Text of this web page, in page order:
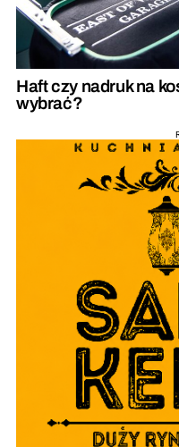
Haft czy nadruk na
wybrać?